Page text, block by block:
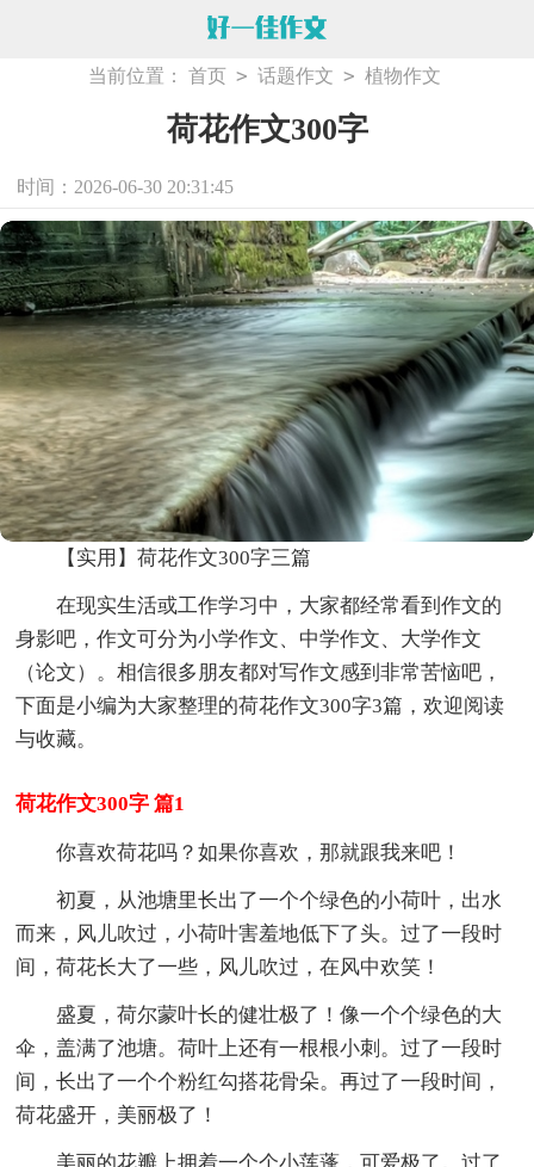
当前位置： 首页 > 话题作文 > 植物作文
荷花作文300字
时间：2026-06-30 20:31:45
【实用】荷花作文300字三篇
在现实生活或工作学习中，大家都经常看到作文的
身影吧，作文可分为小学作文、中学作文、大学作文
（论文）。相信很多朋友都对写作文感到非常苦恼吧，
下面是小编为大家整理的荷花作文300字3篇，欢迎阅读
与收藏。
荷花作文300字 篇1
你喜欢荷花吗？如果你喜欢，那就跟我来吧！
初夏，从池塘里长出了一个个绿色的小荷叶，出水
而来，风儿吹过，小荷叶害羞地低下了头。过了一段时
间，荷花长大了一些，风儿吹过，在风中欢笑！
盛夏，荷尔蒙叶长的健壮极了！像一个个绿色的大
伞，盖满了池塘。荷叶上还有一根根小刺。过了一段时
间，长出了一个个粉红勾搭花骨朵。再过了一段时间，
荷花盛开，美丽极了！